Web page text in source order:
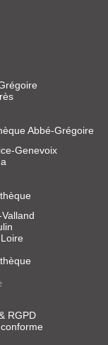
Abbé-Grégoire
Genevoix
RGPD